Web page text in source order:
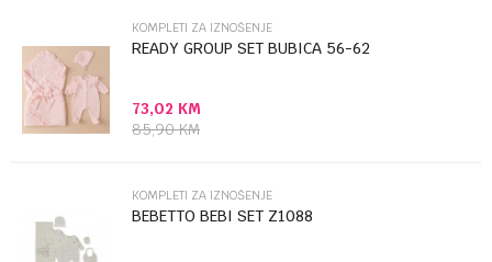
Poruka
KOMPLETI ZA IZNOŠENJE
READY GROUP SET BUBICA 56-62
73,02 KM
85,90KM
KOMPLETI ZA IZNOŠENJE
BEBETTO BEBI SET Z1088